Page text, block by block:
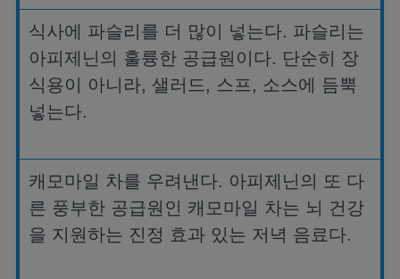
식사에 파슬리를 더 많이 넣는다. 파슬리는
아피제닌의 훌륭한 공급원이다. 단순히 장
식용이 아니라, 샐러드 , 스프, 소스에 듬뿍
넣는다.
캐모마일 차를 우려낸다. 아피제닌의 또 다
른 풍부한 공급원인 캐모마일 차는 뇌 건강
을 지원하는 진정 효과 있는 저녁 음료다.